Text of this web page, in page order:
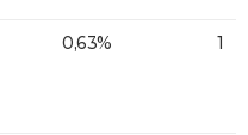
0,63% 1